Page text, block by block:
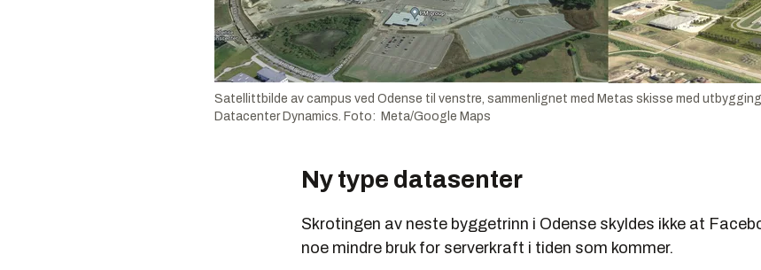
Satellittbilde av campus ved Odense til venstre, sammenlignet med Metas skisse med
Datacenter Dynamics. Foto: Meta/Google Maps
Ny type datasenter
Skrotingen av neste byggetrinn i Odense skyldes ikke at
noe mindre bruk for serverkraft i tiden som kommer.